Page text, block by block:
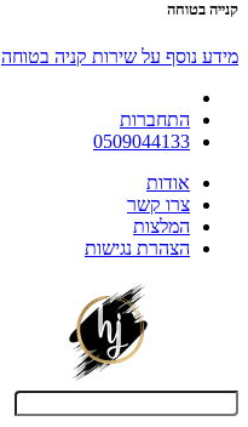
קנייה בטוחה
מידע נוסף על שירות קניה בטוחה
התחברות
0509044133
אודות
צרו קשר
המלצות
הצהרת נגישות